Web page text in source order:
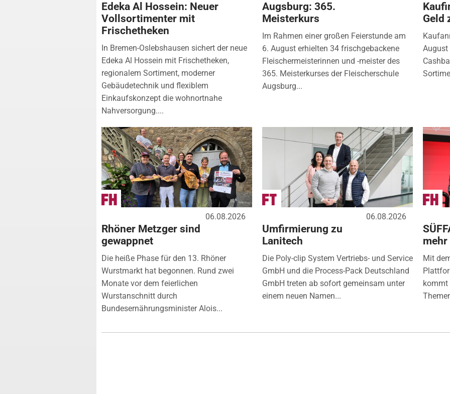
Edeka Al Hossein: Neuer
Vollsortimenter mit
Frischetheken
In Bremen-Oslebshausen sichert der neue
Edeka Al Hossein mit Frischetheken,
regionalem Sortiment, moderner
Gebäudetechnik und flexiblem
Einkaufskonzept die wohnortnahe
Nahversorgung....
Augsburg: 365.
Meisterkurs
Im Rahmen einer großen Feierstunde am
6. August erhielten 34 frischgebackene
Fleischermeisterinnen und -meister des
365. Meisterkurses der Fleischerschule
Augsburg...
Geld
August
06.08.2026
Rhöner Metzger sind
gewappnet
Die heiße Phase für den 13. Rhöner
Wurstmarkt hat begonnen. Rund zwei
Monate vor dem feierlichen
Wurstanschnitt durch
Bundesernährungsminister Alois...
06.08.2026
Umfirmierung zu
Lanitech
Die Poly-clip System Vertriebs- und Service
GmbH und die Process-Pack Deutschland
GmbH treten ab sofort gemeinsam unter
einem neuen Namen...
mehr
Mit
kommt